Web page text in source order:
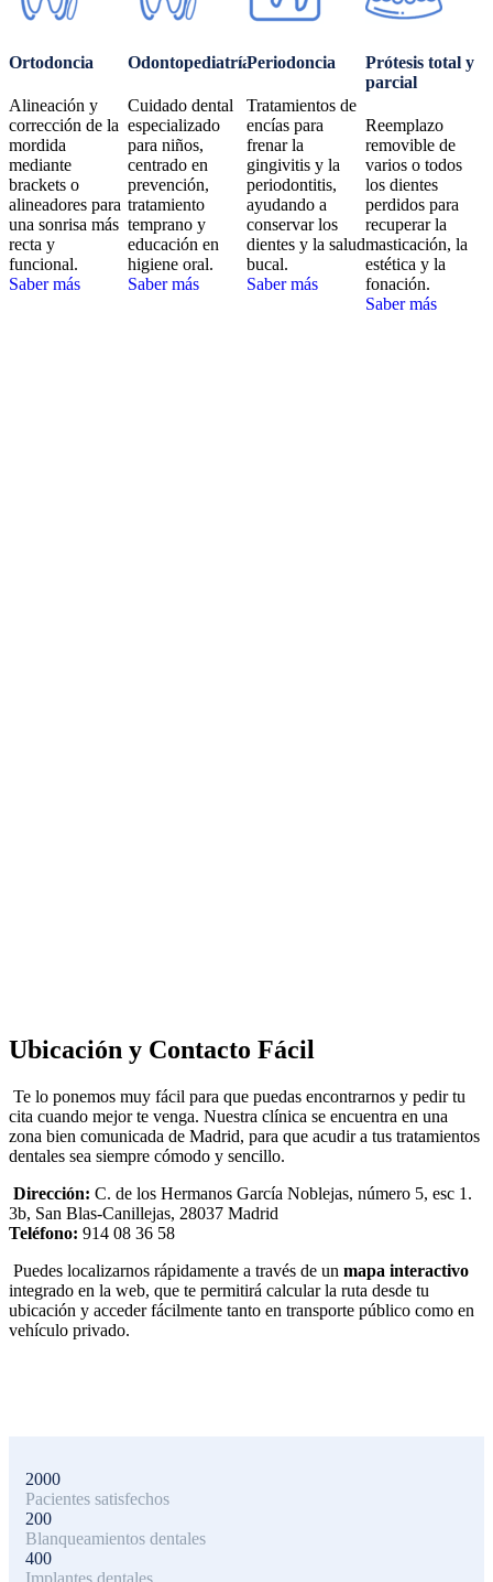
Ortodoncia
Alineación y
corrección de la
mordida
mediante
brackets o
alineadores para
una sonrisa más
recta y
funcional.
Saber más
Odontopediatría
Cuidado dental
especializado
para niños,
centrado en
prevención,
tratamiento
temprano y
educación en
higiene oral.
Saber más
Periodoncia
Tratamientos de
encías para
frenar la
gingivitis y la
periodontitis,
ayudando a
conservar los
dientes y la salud
bucal.
Saber más
Prótesis total y
parcial
Reemplazo
removible de
varios o todos
los dientes
perdidos para
recuperar la
masticación, la
estética y la
fonación.
Saber más
Ubicación y Contacto Fácil
Te lo ponemos muy fácil para que puedas encontrarnos y pedir tu
cita cuando mejor te venga. Nuestra clínica se encuentra en una
zona bien comunicada de Madrid, para que acudir a tus tratamientos
dentales sea siempre cómodo y sencillo.
Dirección: C. de los Hermanos García Noblejas, número 5, esc 1.
3b, San Blas-Canillejas, 28037 Madrid
Teléfono: 914 08 36 58
Puedes localizarnos rápidamente a través de un mapa interactivo
integrado en la web, que te permitirá calcular la ruta desde tu
ubicación y acceder fácilmente tanto en transporte público como en
vehículo privado.
2000
Pacientes satisfechos
200
Blanqueamientos dentales
400
Implantes dentales